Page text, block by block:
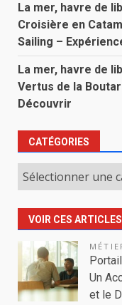
La mer, havre de
Croisière en
Sailing –
La mer, havre de
Vertus de la
Découvrir
CATÉGORIES
Catégories
VOIR CES
Un
et le